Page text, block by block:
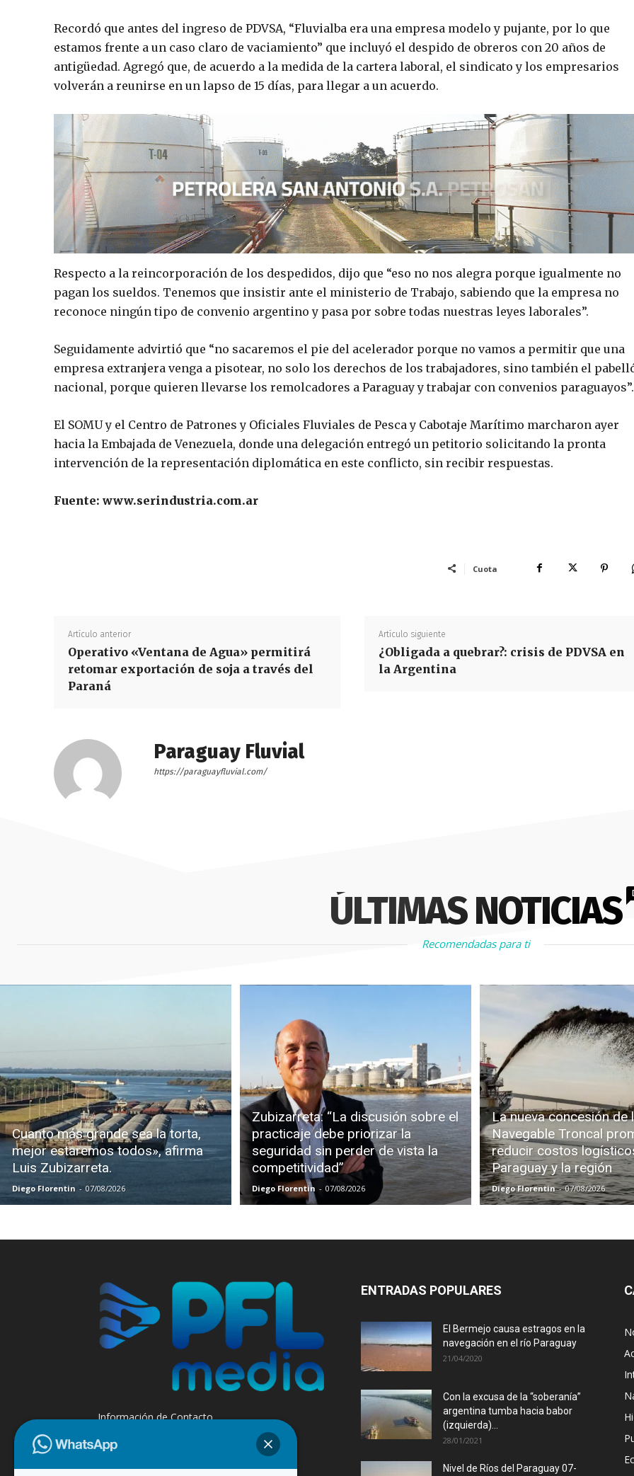
Recordó que antes del ingreso de PDVSA, “Fluvialba era una empresa modelo y pujante, por lo que
estamos frente a un caso claro de vaciamiento” que incluyó el despido de obreros con 20 años de
antigüedad. Agregó que, de acuerdo a la medida de la cartera laboral, el sindicato y los empresarios
volverán a reunirse en un lapso de 15 días, para llegar a un acuerdo.
Respecto a la reincorporación de los despedidos, dijo que “eso no nos alegra porque igualmente no
pagan los sueldos. Tenemos que insistir ante el ministerio de Trabajo, sabiendo que la empresa no
reconoce ningún tipo de convenio argentino y pasa por sobre todas nuestras leyes laborales”.
Seguidamente advirtió que “no sacaremos el pie del acelerador porque no vamos a permitir que una
empresa extranjera venga a pisotear, no solo los derechos de los trabajadores, sino también el
nacional, porque quieren llevarse los remolcadores a Paraguay y trabajar con convenios paraguayos”.
El SOMU y el Centro de Patrones y Oficiales Fluviales de Pesca y Cabotaje Marítimo marcharon ayer
hacia la Embajada de Venezuela, donde una delegación entregó un petitorio solicitando la pronta
intervención de la representación diplomática en este conflicto, sin recibir respuestas.
Fuente: www.serindustria.com.ar
Cuota
Artículo anterior
Operativo «Ventana de Agua» permitirá
retomar exportación de soja a través del
Paraná
Artículo siguiente
¿Obligada a quebrar?: crisis de PDVSA en
la Argentina
Paraguay Fluvial
https://paraguayfluvial.com/
ÚLTIMAS NOTICIAS
Recomendadas para ti
Cuanto más grande sea la torta,
mejor estaremos todos», afirma
Luis Zubizarreta.
Diego Florentin - 07/08/2026
Zubizarreta: “La discusión sobre el
practicaje debe priorizar la
seguridad sin perder de vista la
competitividad”
Diego Florentin - 07/08/2026
La nueva concesión de
Navegable Troncal
reducir costos
Paraguay y la región
Diego Florentin - 07/08/2026
Información de Contacto
+595 985 947508 - +595 984 509299
ENTRADAS POPULARES
El Bermejo causa estragos en la
navegación en el río Paraguay
21/04/2020
Con la excusa de la “soberanía”
argentina tumba hacia babor
(izquierda)...
28/01/2021
Nivel de Ríos del Paraguay 07-